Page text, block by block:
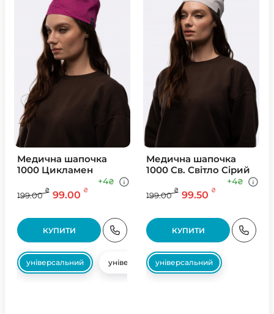
Медична шапочка
1000 Цикламен
199.00
₴ 99.00 ₴
+4₴
КУПИТИ
універсальний універсальний
Медична шапочка
1000 Св. Свiтло Сiрий
199.00
₴ 99.50 ₴
+4₴
КУПИТИ
універсальний